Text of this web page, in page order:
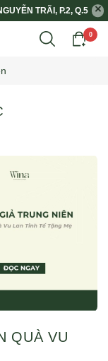
TRÃI, P.2, Q.5
0
QUÀ VU